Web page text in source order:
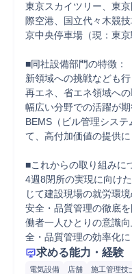
東京スカイツリー、東
際空港、国立代々木競
京中央停車場（現：東
■同社設備部門の特徴：
新領域への挑戦なども
再エネ、省エネ領域へ
幅広い分野での活躍が
BEMS（ビル管理シス
て、高付加価値の提供に
■これからの取り組みに
4週8閉所の実現に向け
じて建設現場の就労環
安全・品質管理の徹底
働者一人ひとりの意識
全・品質管理の効率化に
求める能力・経験
電気設備 店舗 施工管理技